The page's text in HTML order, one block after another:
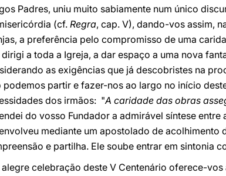
Padres, uniu muito sabiamente num único
(cf. Regra, cap. V), dando-vos assim,
a preferência pelo compromisso de uma
a toda a Igreja, a dar espaço a uma nova
as exigências que já descobristes na
podemos partir e fazer-nos ao largo no início
dos irmãos: "A caridade das obras
do vosso Fundador a admirável síntese
mediante um apostolado de acolhimento
e partilha. Ele soube entrar em sintonia
alegre celebração deste V Centenário oferece-